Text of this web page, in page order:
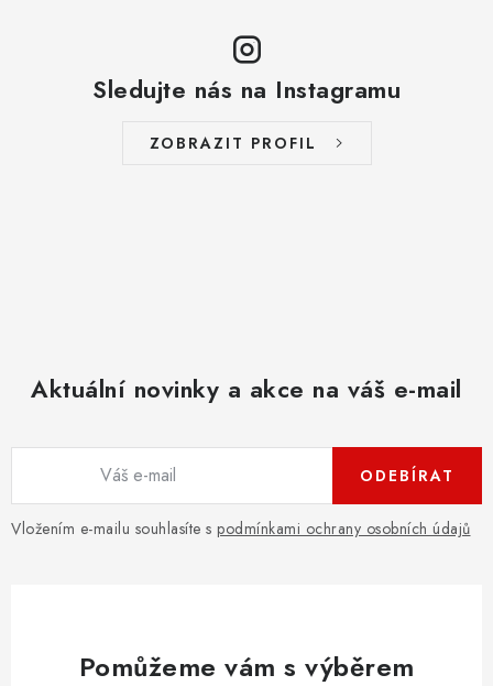
Sledujte nás na Instagramu
ZOBRAZIT PROFIL
Aktuální novinky a akce na váš e-mail
Vložením e-mailu souhlasíte s podmínkami ochrany osobních údajů
ODEBÍRAT
Pomůžeme vám s výběrem